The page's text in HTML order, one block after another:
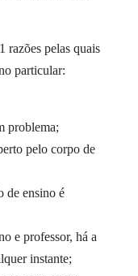
razões pelas quais
particular:
problema;
pelo corpo de
de ensino é
e professor, há a
instante;